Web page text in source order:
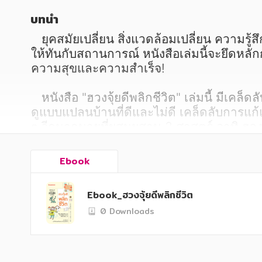
การพัฒนาตนเอง
ความรู้ทั่วไป
การ์ตูนความรู้ การ์ตูน
การ์ตูนมังงะ (Manga)
การพัฒนาตนเอง
ความรู้ทั่วไป
การ์ตูนความรู้ การ์ตูน
การ์ตูนมังงะ (Manga)
บทนำ
ให้ทันกับสถานการณ์ หนังสือเล่มนี้จะยึดหลั
ความสุขและความสำเร็จ!
หนังสือ "ฮวงจุ้ยดีพลิกชีวิต" เล่มนี้ มีเคล็ด
ดูแบบแปลนบ้านที่ดีและไม่ดี เคล็ดลับการแก้
ช่วยเปิดดวงการงาน การเงิน ความรัก ค
Ebook
Ebook_ฮวงจุ้ยดีพลิกชีวิต
0 Downloads